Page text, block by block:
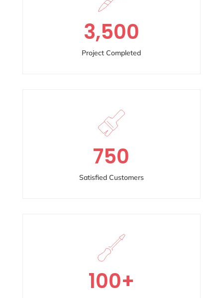
3,500
Project Completed
750
Satisfied Customers
100+